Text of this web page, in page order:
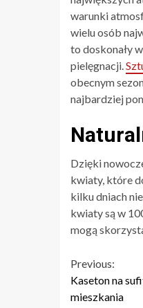
warunki
wielu osób
to doskonały
pielęgnacji.
obecnym
najbardziej
Dzięki
kwiaty, które
kilku dniach
kwiaty są w
mogą
Reading
Previous:
Kaseton na
mieszkania